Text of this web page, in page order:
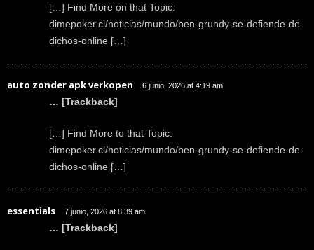
[…] Find More on that Topic:
dimepoker.cl/noticias/mundo/ben-grundy-se-defiende-de-
dichos-online […]
auto zonder apk verkopen 6 junio, 2026 at 4:19 am
… [Trackback]
[…] Find More to that Topic:
dimepoker.cl/noticias/mundo/ben-grundy-se-defiende-de-
dichos-online […]
essentials 7 junio, 2026 at 8:39 am
… [Trackback]